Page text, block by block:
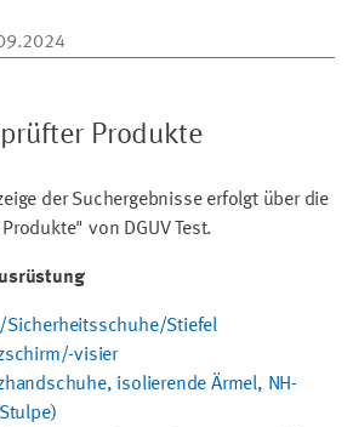
Produkte
der Suchergebnisse erfolgt über die
von DGUV Test.
Sicherheitsschuhe/Stiefel
visier
isolierende Ärmel, NH-